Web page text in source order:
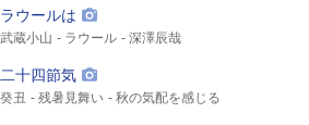
ー
ド
ラウールは
関
連
ー
ド
武蔵小山 ラウール 深澤辰哉
二十四節気
関
連
癸丑 残暑見舞い 秋の気配を感じる